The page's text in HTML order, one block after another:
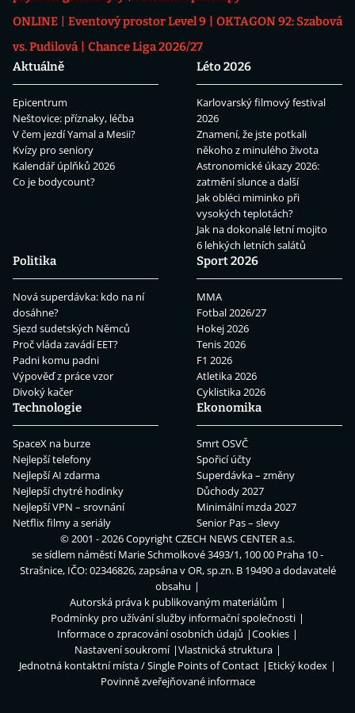
ONLINE
Eventový prostor Level 9
OKTAGON 92: Szabová
vs. Pudilová
Chance Liga 2026/27
Aktuálně
Epicentrum
Neštovice: příznaky, léčba
V čem jezdí Yamal a Mesii?
Kvízy pro seniory
Kalendář úplňků 2026
Co je bodycount?
Léto 2026
Karlovarský filmový festival
2026
Znamení, že jste potkali
někoho z minulého života
Astronomické úkazy 2026:
zatmění slunce a další
Jak obléci miminko při
vysokých teplotách?
Jak na dokonalé letní mojito
6 lehkých letních salátů
Politika
Nová superdávka: kdo na ní
dosáhne?
Sjezd sudetských Němců
Proč vláda zavádí EET?
Padni komu padni
Výpověď z práce vzor
Divoký kačer
Sport 2026
MMA
Fotbal 2026/27
Hokej 2026
Tenis 2026
F1 2026
Atletika 2026
Cyklistika 2026
Technologie
SpaceX na burze
Nejlepší telefony
Nejlepší AI zdarma
Nejlepší chytré hodinky
Nejlepší VPN – srovnání
Netflix filmy a seriály
Ekonomika
Smrt OSVČ
Spořicí účty
Superdávka – změny
Důchody 2027
Minimální mzda 2027
Senior Pas – slevy
© 2001 - 2026 CopyrightCZECH NEWS CENTER a.s.
se sídlem náměstí Marie Schmolkové 3493/1, 100 00 Praha 10 -
Strašnice, IČO: 02346826, zapsána v OR, sp.zn. B 19490 a dodavatelé
obsahu
Autorská práva k publikovaným materiálům
Podmínky pro užívání služby informační společnosti
Informace o zpracování osobních údajů
Cookies
Nastavení soukromí
Vlastnická struktura
Jednotná kontaktní místa / Single Points of Contact
Etický kodex
Povinně zveřejňované informace